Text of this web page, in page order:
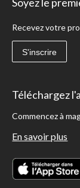
Soyez le
Recevez votre
S'inscrire
Téléchargez
Commencez à
En savoir plus